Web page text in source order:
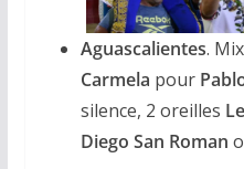
Aguascalientes.
Carmela pour
silence, 2 oreilles
Diego San Roman